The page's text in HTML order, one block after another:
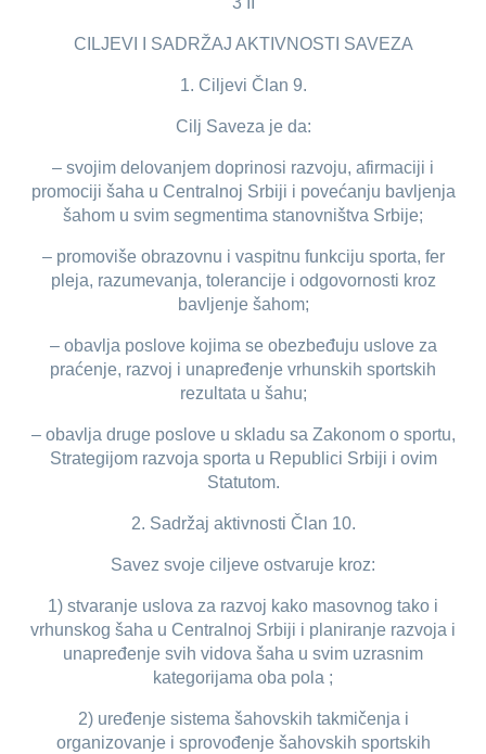
CILJEVI I SADRŽAJ AKTIVNOSTI SAVEZA
1. Ciljevi Član 9.
Cilj Saveza je da:
– svojim delovanjem doprinosi razvoju, afirmaciji i
promociji šaha u Centralnoj Srbiji i povećanju bavljenja
šahom u svim segmentima stanovništva Srbije;
– promoviše obrazovnu i vaspitnu funkciju sporta, fer
pleja, razumevanja, tolerancije i odgovornosti kroz
bavljenje šahom;
– obavlja poslove kojima se obezbeđuju uslove za
praćenje, razvoj i unapređenje vrhunskih sportskih
rezultata u šahu;
– obavlja druge poslove u skladu sa Zakonom o sportu,
Strategijom razvoja sporta u Republici Srbiji i ovim
Statutom.
2. Sadržaj aktivnosti Član 10.
Savez svoje ciljeve ostvaruje kroz:
1) stvaranje uslova za razvoj kako masovnog tako i
vrhunskog šaha u Centralnoj Srbiji i planiranje razvoja i
unapređenje svih vidova šaha u svim uzrasnim
kategorijama oba pola ;
2) uređenje sistema šahovskih takmičenja i
organizovanje i sprovođenje šahovskih sportskih